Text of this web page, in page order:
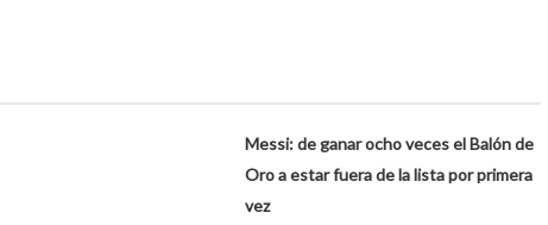
Messi: de ganar ocho veces el Balón de
Oro a estar fuera de la lista por primera
vez